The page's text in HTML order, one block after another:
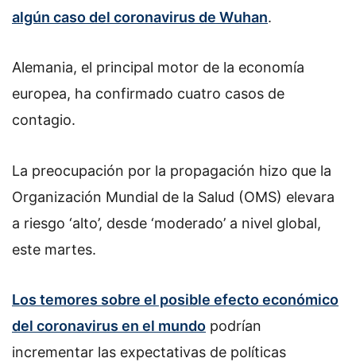
algún caso del coronavirus de Wuhan.
Alemania, el principal motor de la economía
europea, ha confirmado cuatro casos de
contagio.
La preocupación por la propagación hizo que la
Organización Mundial de la Salud (OMS) elevara
a riesgo ‘alto’, desde ‘moderado’ a nivel global,
este martes.
Los temores sobre el posible efecto económico
del coronavirus en el mundo podrían
incrementar las expectativas de políticas